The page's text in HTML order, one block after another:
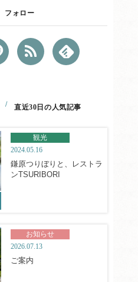
フォロー
直近30日の人気記事
観光
2024.05.16
鎌原つりぼりと、レストラ
ンTSURIBORI
お知らせ
2026.07.13
ご案内